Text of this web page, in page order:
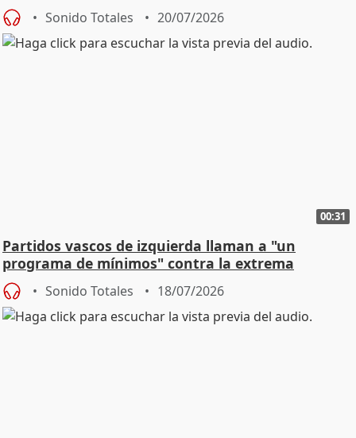
Sonido Totales 20/07/2026
00:31
Partidos vascos de izquierda llaman a "un
programa de mínimos" contra la extrema
derecha
Sonido Totales 18/07/2026